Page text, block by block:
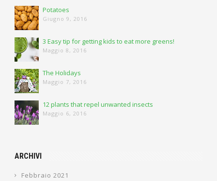
Potatoes
Giugno 9, 2016
3 Easy tip for getting kids to eat more greens!
Maggio 8, 2016
The Holidays
Maggio 7, 2016
12 plants that repel unwanted insects
Maggio 6, 2016
ARCHIVI
Febbraio 2021